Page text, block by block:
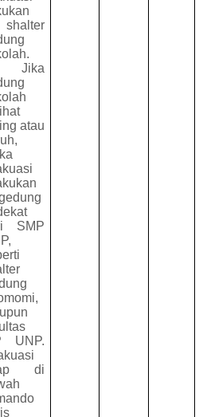
Jika
atau
SMP
UNP.
di